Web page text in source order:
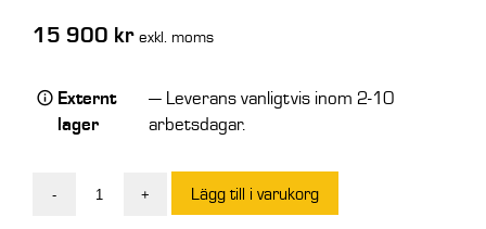
15 900 kr exkl. moms
Externt
lager
— Leverans vanligtvis inom 2-10
arbetsdagar.
- + Lägg till i varukorg